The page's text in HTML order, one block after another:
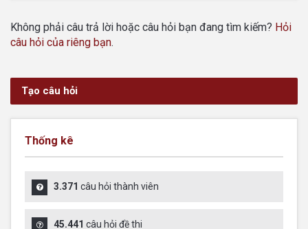
Không phải câu trả lời hoặc câu hỏi bạn đang tìm kiếm? Hỏi
câu hỏi của riêng bạn.
Tạo câu hỏi
Thống kê
3.371 câu hỏi thành viên
45.441 câu hỏi đề thi